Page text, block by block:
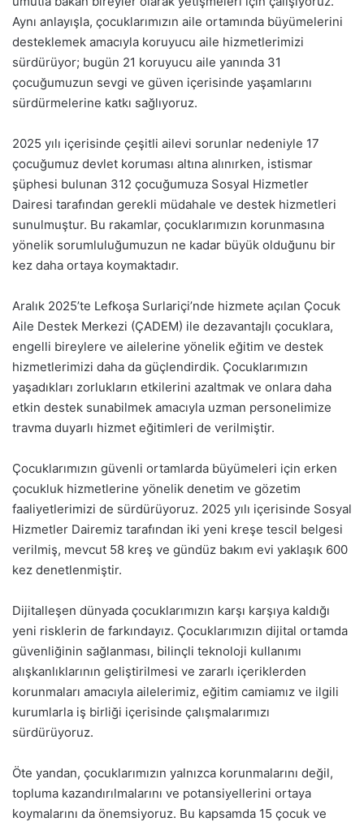
Aynı anlayışla, çocuklarımızın aile ortamında büyümelerini
desteklemek amacıyla koruyucu aile hizmetlerimizi
sürdürüyor; bugün 21 koruyucu aile yanında 31
çocuğumuzun sevgi ve güven içerisinde yaşamlarını
sürdürmelerine katkı sağlıyoruz.
2025 yılı içerisinde çeşitli ailevi sorunlar nedeniyle 17
çocuğumuz devlet koruması altına alınırken, istismar
şüphesi bulunan 312 çocuğumuza Sosyal Hizmetler
Dairesi tarafından gerekli müdahale ve destek hizmetleri
sunulmuştur. Bu rakamlar, çocuklarımızın korunmasına
yönelik sorumluluğumuzun ne kadar büyük olduğunu bir
kez daha ortaya koymaktadır.
Aralık 2025’te Lefkoşa Surlariçi’nde hizmete açılan Çocuk
Aile Destek Merkezi (ÇADEM) ile dezavantajlı çocuklara,
engelli bireylere ve ailelerine yönelik eğitim ve destek
hizmetlerimizi daha da güçlendirdik. Çocuklarımızın
yaşadıkları zorlukların etkilerini azaltmak ve onlara daha
etkin destek sunabilmek amacıyla uzman personelimize
travma duyarlı hizmet eğitimleri de verilmiştir.
Çocuklarımızın güvenli ortamlarda büyümeleri için erken
çocukluk hizmetlerine yönelik denetim ve gözetim
faaliyetlerimizi de sürdürüyoruz. 2025 yılı içerisinde Sosyal
Hizmetler Dairemiz tarafından iki yeni kreşe tescil belgesi
verilmiş, mevcut 58 kreş ve gündüz bakım evi yaklaşık 600
kez denetlenmiştir.
Dijitalleşen dünyada çocuklarımızın karşı karşıya kaldığı
yeni risklerin de farkındayız. Çocuklarımızın dijital ortamda
güvenliğinin sağlanması, bilinçli teknoloji kullanımı
alışkanlıklarının geliştirilmesi ve zararlı içeriklerden
korunmaları amacıyla ailelerimiz, eğitim camiamız ve ilgili
kurumlarla iş birliği içerisinde çalışmalarımızı
sürdürüyoruz.
Öte yandan, çocuklarımızın yalnızca korunmalarını değil,
topluma kazandırılmalarını ve potansiyellerini ortaya
koymalarını da önemsiyoruz. Bu kapsamda 15 çocuk ve